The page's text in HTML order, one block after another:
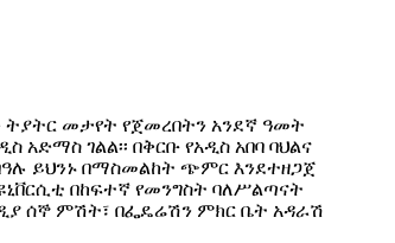
መታየት የጀመረበትን አንደኛ ዓመት
አድማስ ገልል፡፡ በቅርቡ የአዲስ አበባ ባህልና
ይህንኑ በማስመልከት ጭምር እንደተዘጋጀ
በከፍተኛ የመንግስት ባለሥልጣናት
ሰኞ ምሽት፣ በፌዴሬሽን ምክር ቤት አዳራሽ